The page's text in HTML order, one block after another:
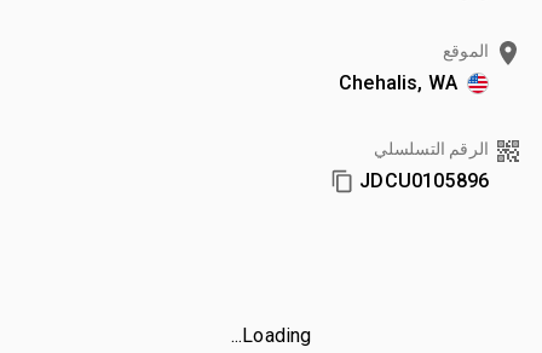
الموقع
Chehalis, WA
الرقم التسلسلي
JDCU0105896
Loading...